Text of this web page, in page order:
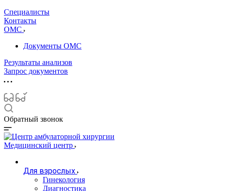
Специалисты
Контакты
ОМС
Документы ОМС
Результаты анализов
Запрос документов
Обратный звонок
Медицинский центр
Для взрослых
Гинекология
Диагностика